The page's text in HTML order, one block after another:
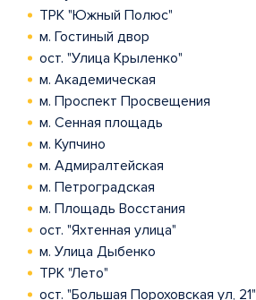
ТРК "Южный Полюс"
м. Гостиный двор
ост. "Улица Крыленко"
м. Академическая
м. Проспект Просвещения
м. Сенная площадь
м. Купчино
м. Адмиралтейская
м. Петроградская
м. Площадь Восстания
ост. "Яхтенная улица"
м. Улица Дыбенко
ТРК "Лето"
ост. "Большая Пороховская ул, 21"